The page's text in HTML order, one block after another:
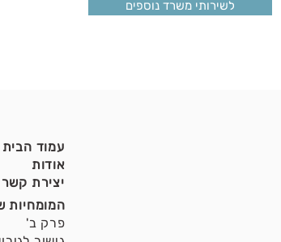
לשירותי משרד נוספים
עמוד הבית
אודות
יצירת קשר
המומחיות
פרק ב'